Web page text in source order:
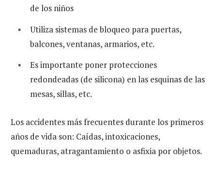
de los niños
Utiliza sistemas de bloqueo para puertas,
balcones, ventanas, armarios, etc.
Es importante poner protecciones
redondeadas (de silicona) en las esquinas de las
mesas, sillas, etc.
Los accidentes más frecuentes durante los primeros
años de vida son: Caídas, intoxicaciones,
quemaduras, atragantamiento o asfixia por objetos.